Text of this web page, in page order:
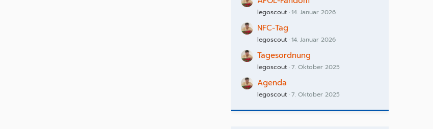
legoscout 14. Januar 2026
NFC-Tag
legoscout 14. Januar 2026
Tagesordnung
legoscout 7. Oktober 2025
Agenda
legoscout 7. Oktober 2025